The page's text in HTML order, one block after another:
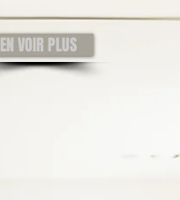
EN VOIR PLUS